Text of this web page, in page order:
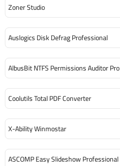
Zoner Studio
Auslogics Disk Defrag Professional
AlbusBit NTFS Permissions Auditor Pro
Coolutils Total PDF Converter
X-Ability Winmostar
ASCOMP Easy Slideshow Professional